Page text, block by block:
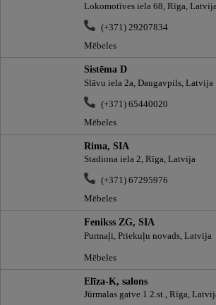
Lokomotīves iela 68, Rīga,
(+371) 29207834
Mēbeles
Sistēma D
Slāvu iela 2a, Daugavpils, Latvija
(+371) 65440020
Mēbeles
Rima, SIA
Stadiona iela 2, Rīga, Latvija
(+371) 67295976
Mēbeles
Fenikss ZG, SIA
Purmaļi, Priekuļu novads, Latvija
Mēbeles
Elīza-K, salons
Jūrmalas gatve 1 2.st., Rīga,